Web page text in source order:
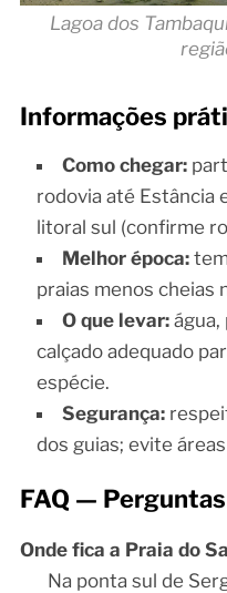
Lagoa dos
Informações
Como chegar:
rodovia até Estância
litoral sul (confirme
Melhor época:
praias menos cheias
O que levar:água,
calçado adequado
espécie.
Segurança:
dos guias; evite
FAQ —
Onde fica a Praia do
Na ponta sul de